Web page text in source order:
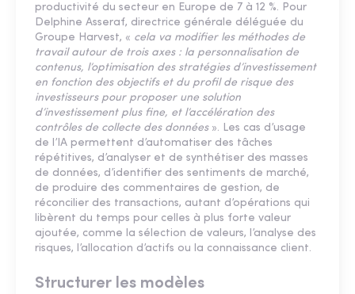
productivité du secteur en Europe de 7 à 12 %. Pour
Delphine Asseraf, directrice générale déléguée du
Groupe Harvest, « cela va modifier les méthodes de
travail autour de trois axes : la personnalisation de
contenus, l’optimisation des stratégies d’investissement
en fonction des objectifs et du profil de risque des
investisseurs pour proposer une solution
d’investissement plus fine, et l’accélération des
contrôles de collecte des données ». Les cas d’usage
de l’IA permettent d’automatiser des tâches
répétitives, d’analyser et de synthétiser des masses
de données, d’identifier des sentiments de marché,
de produire des commentaires de gestion, de
réconcilier des transactions, autant d’opérations qui
libèrent du temps pour celles à plus forte valeur
ajoutée, comme la sélection de valeurs, l’analyse des
risques, l’allocation d’actifs ou la connaissance client.
Structurer les modèles